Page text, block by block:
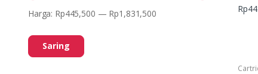
Rp
Saring
Harga: Rp445,500 — Rp1,831,500